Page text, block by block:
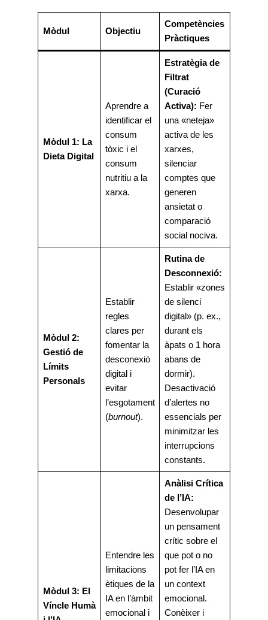
Mòdul Objectiu
Competències
Pràctiques
Mòdul 1: La
Dieta Digital
Aprendre a
identificar el
consum
tòxic i el
consum
nutritiu a la
xarxa.
Estratègia de
Filtrat
(Curació
Activa): Fer
una «neteja»
activa de les
xarxes,
silenciar
comptes que
generen
ansietat o
comparació
social nociva.
Mòdul 2:
Gestió de
Límits
Personals
Establir
regles
clares per
fomentar la
desconexió
digital i
evitar
l’esgotament
(burnout).
Rutina de
Desconnexió:
Establir «zones
de silenci
digital» (p. ex.,
durant els
àpats o 1 hora
abans de
dormir).
Desactivació
d’alertes no
essencials per
minimitzar les
interrupcions
constants.
Mòdul 3: El
Víncle Humà
Entendre les
limitacions
ètiques de la
IA en l’àmbit
emocional i
Anàlisi Crítica
de l’IA:
Desenvolupar
un pensament
crític sobre el
que pot o no
pot fer l’IA en
un context
emocional.
Conèixer i